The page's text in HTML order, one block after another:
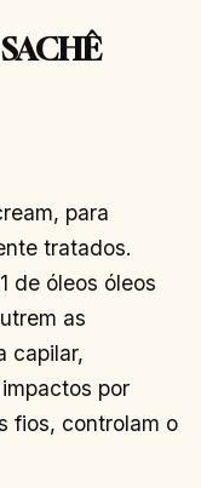
para
tratados.
de óleos óleos
as
capilar,
por
fios, controlam o